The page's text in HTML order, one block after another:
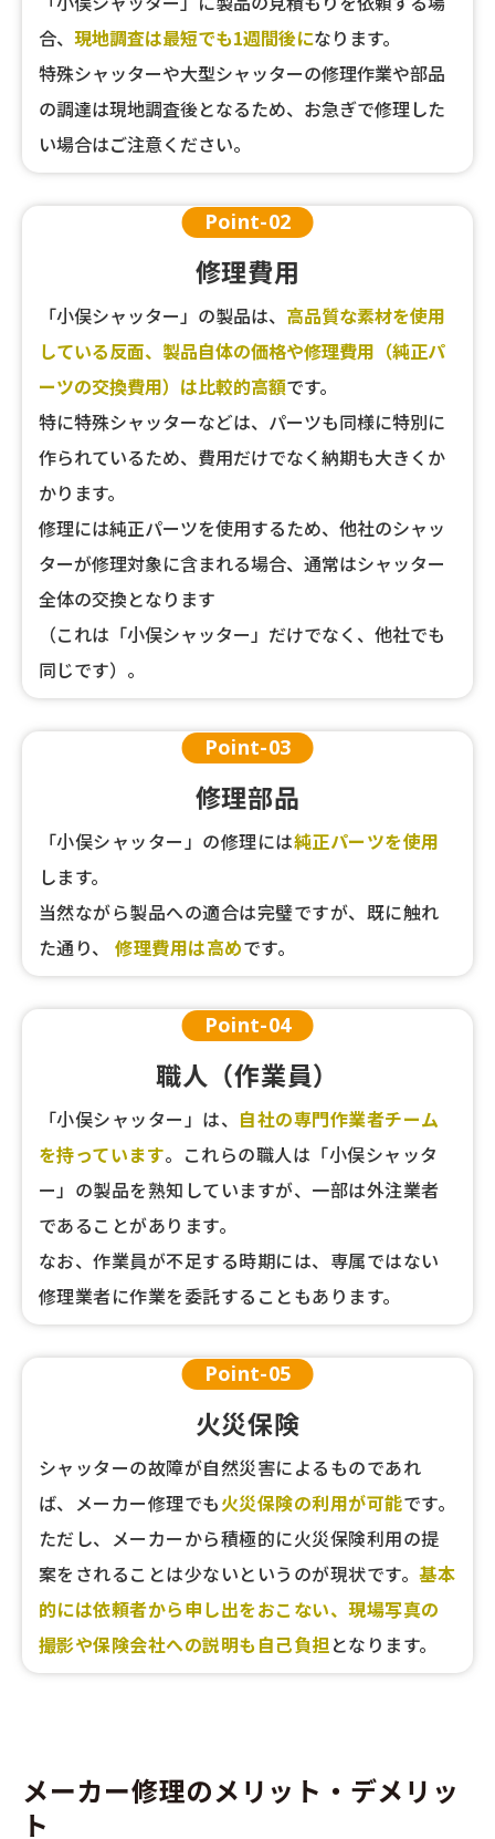
合、 現地調査は最短でも1週間後になります。
特殊シャッターや大型シャッターの修理作業や部品
の調達は現地調査後となるため、お急ぎで修理した
い場合はご注意ください。
Point-02
修理費用
「小俣シャッター」の製品は、 高品質な素材を使用
している反面、製品自体の価格や修理費用（純正パ
ーツの交換費用）は比較的高額です。
特に特殊シャッターなどは、パーツも同様に特別に
作られているため、費用だけでなく納期も大きくか
かります。
修理には純正パーツを使用するため、他社のシャッ
ターが修理対象に含まれる場合、通常はシャッター
全体の交換となります
（これは「小俣シャッター」だけでなく、他社でも
同じです）。
Point-03
修理部品
「小俣シャッター」の修理には純正パーツを使用
します。
当然ながら製品への適合は完璧ですが、既に触れ
た通り、修理費用は高めです。
Point-04
職人（作業員）
「小俣シャッター」は、 自社の専門作業者チーム
を持っています。 これらの職人は「小俣シャッタ
ー」の製品を熟知していますが、一部は外注業者
であることがあります。
なお、作業員が不足する時期には、専属ではない
修理業者に作業を委託することもあります。
Point-05
火災保険
シャッターの故障が自然災害によるものであれ
ば、メーカー修理でも火災保険の利用が可能です。
ただし、メーカーから積極的に火災保険利用の提
案をされることは少ないというのが現状です。基本
的には依頼者から申し出をおこない、現場写真の
撮影や保険会社への説明も自己負担となります。
メーカー修理のメリット・デメリッ
ト